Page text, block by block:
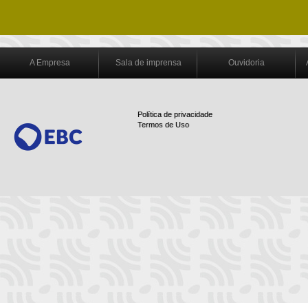
A Empresa Sala de imprensa Ouvidoria
Política de privacidade
Termos de Uso